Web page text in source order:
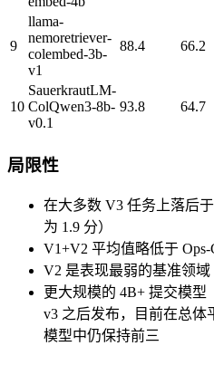
9
llama-
nemoretriever-
colembed-3b-
v1
88.4 66.2
10
SauerkrautLM-
ColQwen3-8b-
v0.1
93.8 64.7
局限性
在大多数 V3 任务上落后
为 1.9 分）
V1+V2 平均值略低于 Ops-
V2 是表现最弱的基准领域
更大规模的 4B+ 提交模型
v3 之后发布，目前在总体
模型中仍保持前三